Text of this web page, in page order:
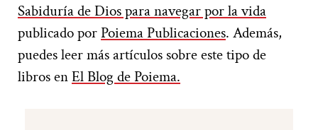
Sabiduría de Dios para navegar por la vida
publicado porPoiema Publicaciones. Además,
puedes leer más artículos sobre este tipo de
libros enEl Blog de Poiema.